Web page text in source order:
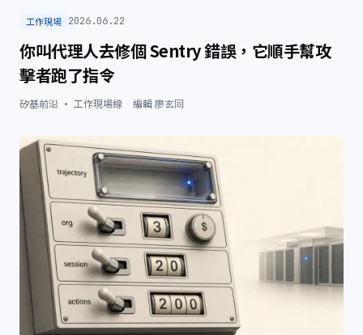
工作現場 2026.06.22
你叫代理人去修個 Sentry 錯誤，它順手幫攻
擊者跑了指令
矽基前沿 · 工作現場線 編輯廖玄同